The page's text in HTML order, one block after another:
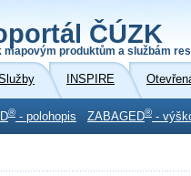
ČÚZK
mapovým produktům a službám
INSPIRE
® - polohopis ZABAGED® -